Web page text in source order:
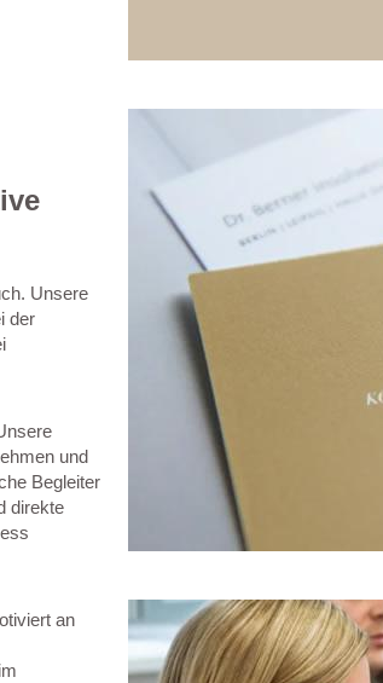
Unsere
der
und
Begleiter
direkte
an